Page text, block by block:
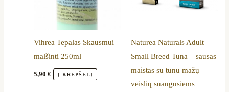
Vihrea Tepalas Skausmui
malšinti 250ml
5,90€ Į KREPŠELĮ
Naturea Naturals Adult
Small Breed Tuna – sausas
maistas su tunu mažų
veislių suaugusiems
variants.
may
be
chosen
on